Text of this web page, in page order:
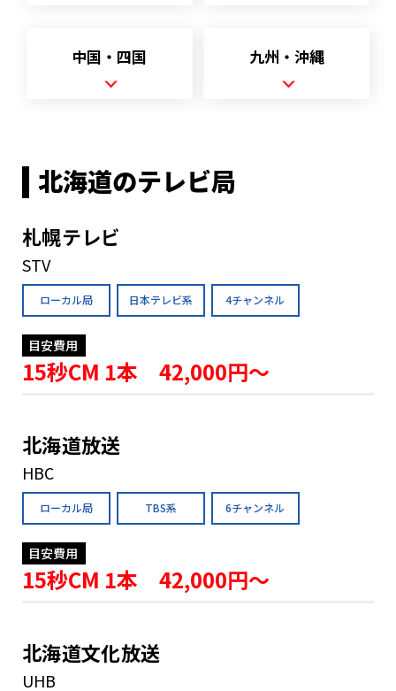
中国・四国 九州・沖縄
北海道のテレビ局
札幌テレビ
STV
ローカル局 日本テレビ系 4チャンネル
目安費用
15秒CM 1本 42,000円〜
北海道放送
HBC
ローカル局 TBS系 6チャンネル
目安費用
15秒CM 1本 42,000円〜
北海道文化放送
UHB